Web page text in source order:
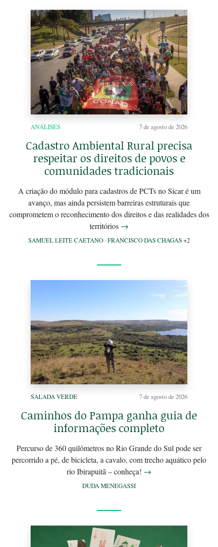
ANÁLISES 7 de agosto de 2026
Cadastro Ambiental Rural precisa
respeitar os direitos de povos e
comunidades tradicionais
A criação do módulo para cadastros de PCTs no Sicar é um
avanço, mas ainda persistem barreiras estruturais que
comprometem o reconhecimento dos direitos e das realidades dos
territórios →
SAMUEL LEITE CAETANO ·FRANCISCO DAS CHAGAS+2
SALADA VERDE 7 de agosto de 2026
Caminhos do Pampa ganha guia de
informações completo
Percurso de 360 quilômetros no Rio Grande do Sul pode ser
percorrido a pé, de bicicleta, a cavalo, com trecho aquático pelo
rio Ibirapuitã – conheça! →
DUDA MENEGASSI